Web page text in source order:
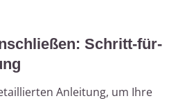
Schritt-für-
Anleitung, um Ihre